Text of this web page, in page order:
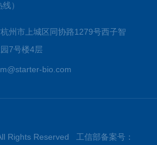
）
州市上城区同协路1279号西子智
7号楼4层
bio.com
Rights Reserved 工信部备案号：